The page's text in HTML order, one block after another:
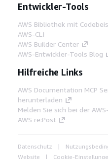
Entwickler-Tools
AWS Bibliothek mit
AWS-CLI
AWS Builder Center
AWS-Entwickler-Tools Blog
Hilfreiche Links
AWS Documentation MCP
herunterladen
Melden Sie sich bei der
AWS re:Post
Datenschutz
Website
Cookie-